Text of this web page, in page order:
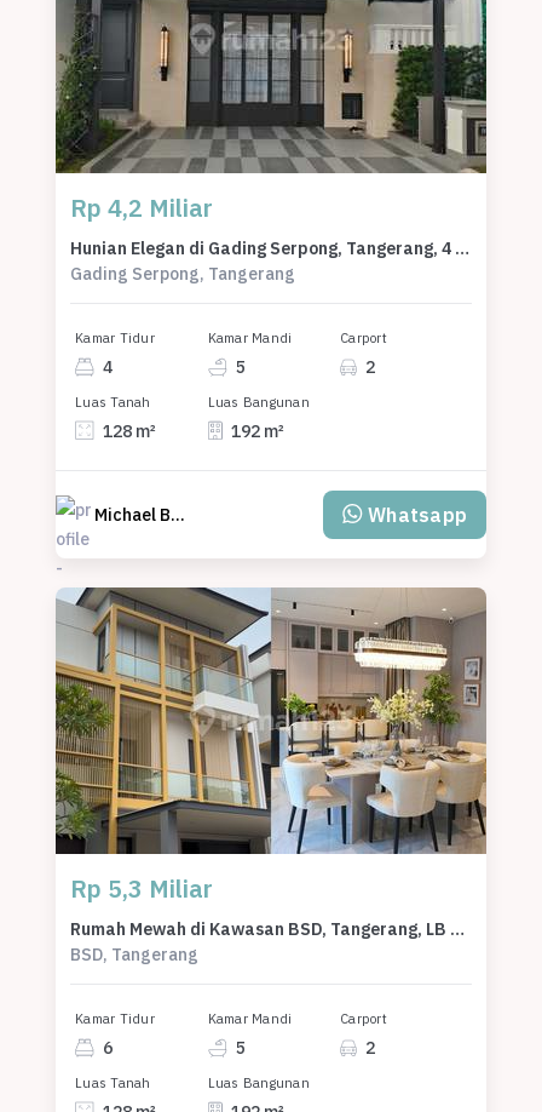
Rp 4,2 Miliar
Hunian Elegan di Gading Serpong, Tangerang, 4 KT, LT 128m²
Gading Serpong, Tangerang
Kamar Tidur
4
Kamar Mandi
5
Carport
2
Luas Tanah
128 m²
Luas Bangunan
192 m²
Michael Batista Whatsapp
Rp 5,3 Miliar
Rumah Mewah di Kawasan BSD, Tangerang, LB 192m², Harga 5,3 Miliar
BSD, Tangerang
Kamar Tidur
6
Kamar Mandi
5
Carport
2
Luas Tanah Luas Bangunan